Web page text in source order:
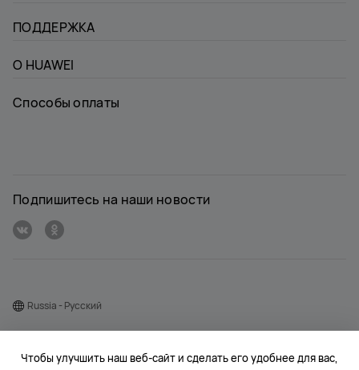
Чтобы улучшить наш веб-сайт и сделать его удобнее для вас,
ПОДДЕРЖКА
О HUAWEI
Способы оплаты
Подпишитесь на наши новости
Условия использования веб-сайта
Russia - Pусский